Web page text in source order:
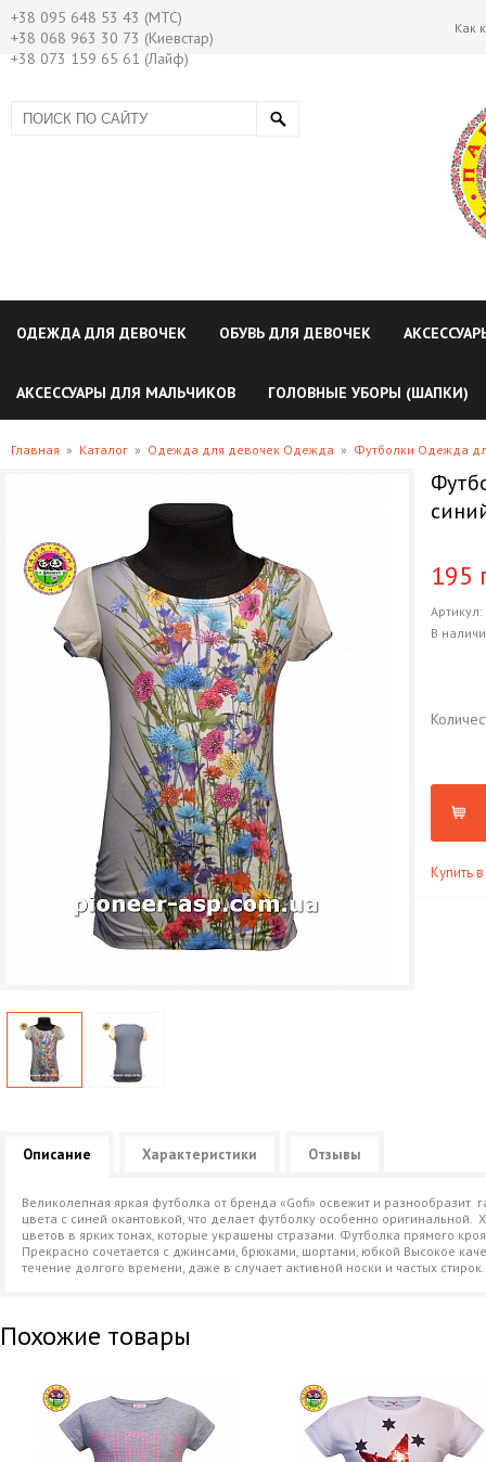
+38 095 648 53 43 (МТС)
+38 068 963 30 73 (Киевстар)
+38 073 159 65 61 (Лайф)
Как
ОДЕЖДА ДЛЯ ДЕВОЧЕК ОБУВЬ ДЛЯ ДЕВОЧЕК
АКСЕССУАРЫ ДЛЯ МАЛЬЧИКОВ ГОЛОВНЫЕ УБОРЫ (ШАПКИ)
Главная » Каталог » Одежда для девочек Одежда » Футболки Одежда
195
Артикул:
В
Купить
Описание Характеристики Отзывы
Великолепная яркая футболка от бренда «Gofi» освежит и
цвета с синей окантовкой, что делает футболку особенно
цветов в ярких тонах, которые украшены стразами. Футболка прямого
Прекрасно сочетается с джинсами, брюками, шортами, юбкой Высокое
течение долгого времени, даже в случает активной носки и частых стирок.
Похожие товары